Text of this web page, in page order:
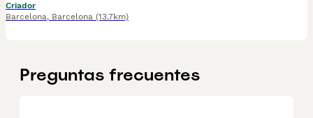
Criador
Barcelona, Barcelona (13.7km)
Preguntas frecuentes